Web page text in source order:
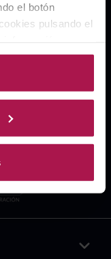
el botón
pulsando el
más
de Cookies